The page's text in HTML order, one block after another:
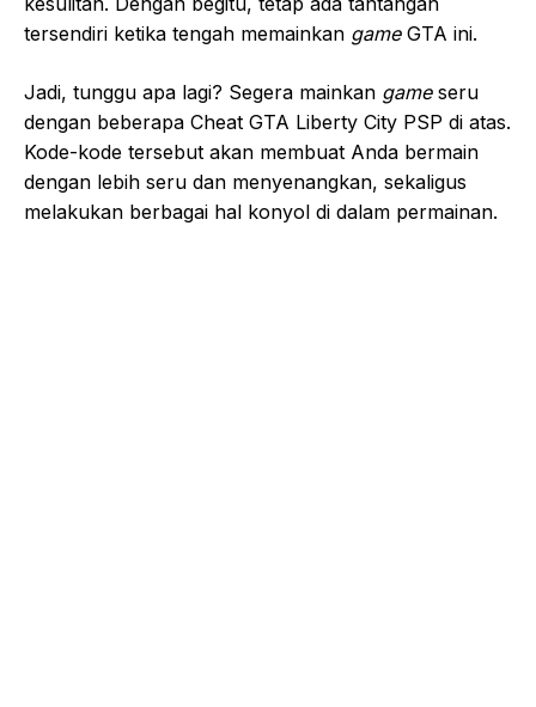
tersendiri ketika tengah memainkan game GTA ini.
Jadi, tunggu apa lagi? Segera mainkan game seru
dengan beberapa Cheat GTA Liberty City PSP di atas.
Kode-kode tersebut akan membuat Anda bermain
dengan lebih seru dan menyenangkan, sekaligus
melakukan berbagai hal konyol di dalam permainan.